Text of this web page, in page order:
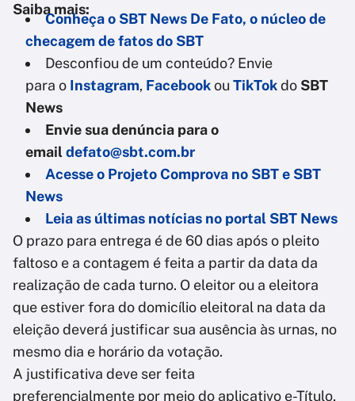
Saiba mais:
Conheça o SBT News De Fato, o núcleo de
checagem de fatos do SBT
Desconfiou de um conteúdo? Envie
para o Instagram, Facebookou TikTokdo SBT
News
Envie sua denúncia para o
emaildefato@sbt.com.br
Acesse o Projeto Comprova no SBT e SBT
News
Leia as últimas notícias no portal SBT News
O prazo para entrega é de 60 dias após o pleito
faltoso e a contagem é feita a partir da data da
realização de cada turno. O eleitor ou a eleitora
que estiver fora do domicílio eleitoral na data da
eleição deverá justificar sua ausência às urnas, no
mesmo dia e horário da votação.
A justificativa deve ser feita
preferencialmente por meio do aplicativo e-Título,